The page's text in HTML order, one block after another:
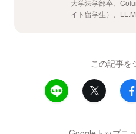
大学法学部卒、
イト留学生）、
この記事を